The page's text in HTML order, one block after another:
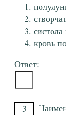
систола
кровь
Ответ:
3